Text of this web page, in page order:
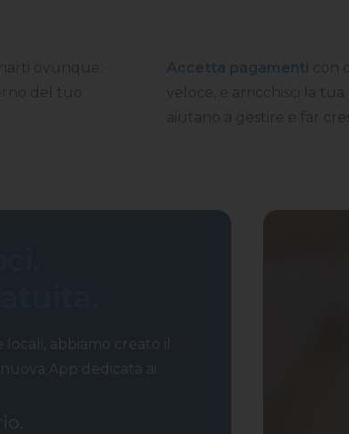
Accetta pagamenti
abbiamo creato il
App dedicata ai